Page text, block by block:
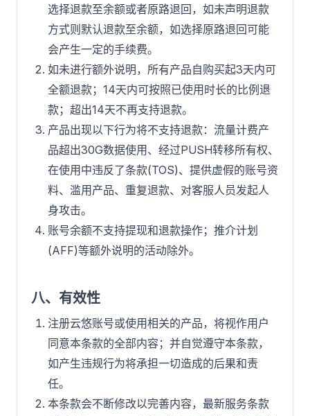
选择退款至余额或者原路退回，如未声明退款
方式则默认退款至余额，如选择原路退回可能
会产生一定的手续费。
如未进行额外说明，所有产品自购买起3天内可
全额退款；14天内可按照已使用时长的比例退
款；超出14天不再支持退款。
产品出现以下行为将不支持退款：流量计费产
品超出30G数据使用、经过PUSH转移所有权、
在使用中违反了条款(TOS)、提供虚假的账号资
料、滥用产品、重复退款、对客服人员发起人
身攻击。
账号余额不支持提现和退款操作；推介计划
(AFF)等额外说明的活动除外。
八、有效性
注册云悠账号或使用相关的产品，将视作用户
同意本条款的全部内容；并自觉遵守本条款，
如产生违规行为将承担一切造成的后果和责
任。
本条款会不断修改以完善内容，最新服务条款